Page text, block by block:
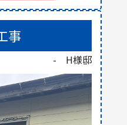
事
- H様邸